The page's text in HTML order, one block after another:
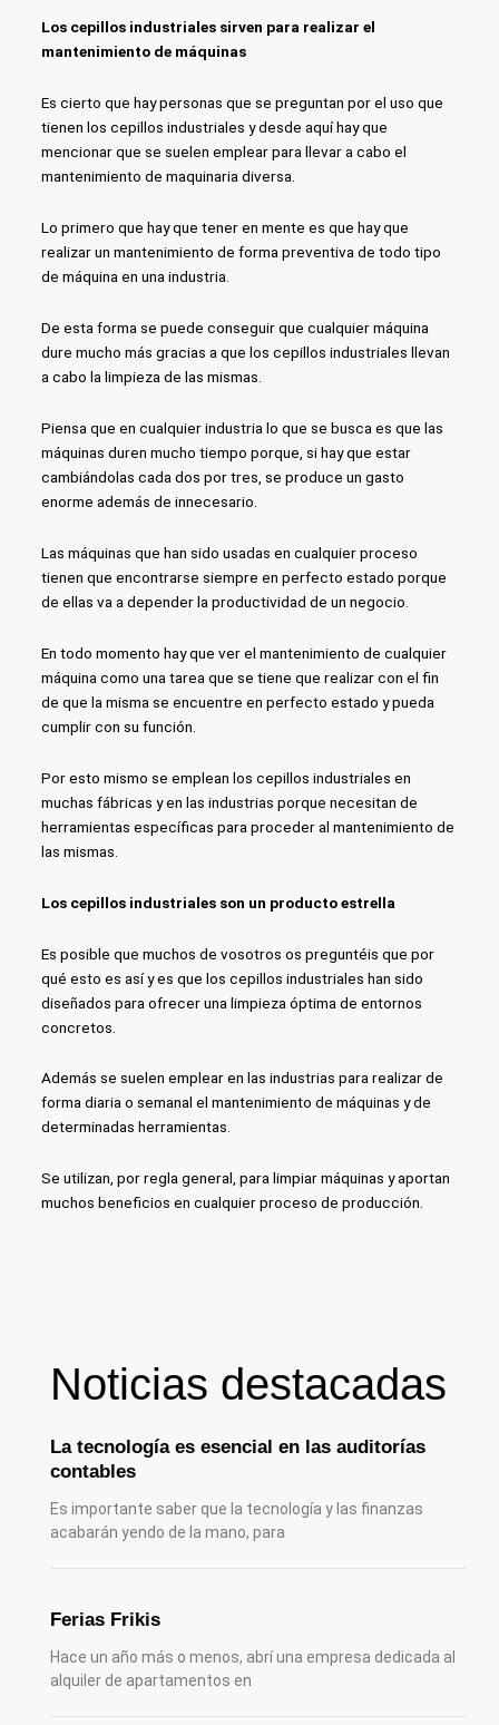
Los cepillos industriales sirven para realizar el
mantenimiento de máquinas
Es cierto que hay personas que se preguntan por el uso que
tienen los cepillos industriales y desde aquí hay que
mencionar que se suelen emplear para llevar a cabo el
mantenimiento de maquinaria diversa.
Lo primero que hay que tener en mente es que hay que
realizar un mantenimiento de forma preventiva de todo tipo
de máquina en una industria.
De esta forma se puede conseguir que cualquier máquina
dure mucho más gracias a que los cepillos industriales llevan
a cabo la limpieza de las mismas.
Piensa que en cualquier industria lo que se busca es que las
máquinas duren mucho tiempo porque, si hay que estar
cambiándolas cada dos por tres, se produce un gasto
enorme además de innecesario.
Las máquinas que han sido usadas en cualquier proceso
tienen que encontrarse siempre en perfecto estado porque
de ellas va a depender la productividad de un negocio.
En todo momento hay que ver el mantenimiento de cualquier
máquina como una tarea que se tiene que realizar con el fin
de que la misma se encuentre en perfecto estado y pueda
cumplir con su función.
Por esto mismo se emplean los cepillos industriales en
muchas fábricas y en las industrias porque necesitan de
herramientas específicas para proceder al mantenimiento de
las mismas.
Los cepillos industriales son un producto estrella
Es posible que muchos de vosotros os preguntéis que por
qué esto es así y es que los cepillos industriales han sido
diseñados para ofrecer una limpieza óptima de entornos
concretos.
Además se suelen emplear en las industrias para realizar de
forma diaria o semanal el mantenimiento de máquinas y de
determinadas herramientas.
Se utilizan, por regla general, para limpiar máquinas y aportan
muchos beneficios en cualquier proceso de producción.
Noticias destacadas
La tecnología es esencial en las auditorías
contables
Es importante saber que la tecnología y las finanzas
acabarán yendo de la mano, para
Ferias Frikis
Hace un año más o menos, abrí una empresa dedicada al
alquiler de apartamentos en